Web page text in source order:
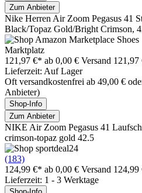
Zum Anbieter
Nike Herren Air Zoom Pegasus 41
Black/Topaz Gold/Bright Crimson,
Marktplatz
121,97 €* ab 0,00 € Versand 121,97
Lieferzeit: Auf Lager
Oft versandkostenfrei ab 49,00 €
Anbieter)
Shop-Info
Zum Anbieter
NIKE Air Zoom Pegasus 41
crimson-topaz gold 42.5
(183)
124,99 €* ab 0,00 € Versand 124,99
Lieferzeit: 1 - 3 Werktage